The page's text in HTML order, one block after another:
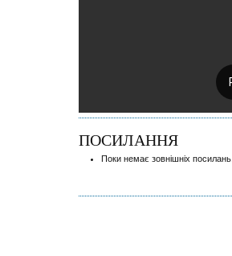
ПОСИЛАННЯ
Поки немає зовнішніх посилань.